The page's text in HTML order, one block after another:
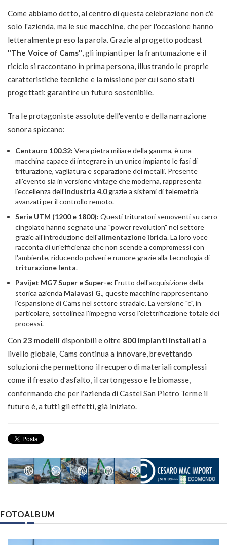
Come abbiamo detto, al centro di questa celebrazione non c'è
solo l'azienda, ma le sue macchine, che per l'occasione hanno
letteralmente preso la parola. Grazie al progetto podcast
"The Voice of Cams", gli impianti per la frantumazione e il
riciclo si raccontano in prima persona, illustrando le proprie
caratteristiche tecniche e la missione per cui sono stati
progettati: garantire un futuro sostenibile.
Tra le protagoniste assolute dell'evento e della narrazione
sonora spiccano:
Centauro 100.32: Vera pietra miliare della gamma, è una
macchina capace di integrare in un unico impianto le fasi di
triturazione, vagliatura e separazione dei metalli. Presente
all'evento sia in versione vintage che moderna, rappresenta
l'eccellenza dell'Industria 4.0grazie a sistemi di telemetria
avanzati per il controllo remoto.
Serie UTM (1200 e 1800): Questi trituratori semoventi su carro
cingolato hanno segnato una "power revolution" nel settore
grazie all'introduzione dell'alimentazione ibrida. La loro voce
racconta di un'efficienza che non scende a compromessi con
l'ambiente, riducendo polveri e rumore grazie alla tecnologia di
triturazione lenta.
Pavijet MG7 Super e Super-e: Frutto dell'acquisizione della
storica azienda Malavasi G., queste macchine rappresentano
l'espansione di Cams nel settore stradale. La versione "e", in
particolare, sottolinea l'impegno verso l'elettrificazione totale dei
processi.
Con 23 modelli disponibili e oltre 800 impianti installati a
livello globale, Cams continua a innovare, brevettando
soluzioni che permettono il recupero di materiali complessi
come il fresato d’asfalto, il cartongesso e le biomasse,
confermando che per l'azienda di Castel San Pietro Terme il
futuro è, a tutti gli effetti, già iniziato.
FOTOALBUM